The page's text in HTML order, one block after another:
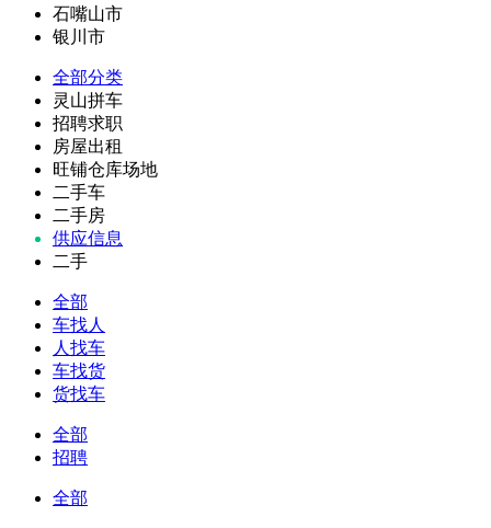
石嘴山市
银川市
全部分类
灵山拼车
招聘求职
房屋出租
旺铺仓库场地
二手车
二手房
供应信息
二手
全部
车找人
人找车
车找货
货找车
全部
招聘
全部